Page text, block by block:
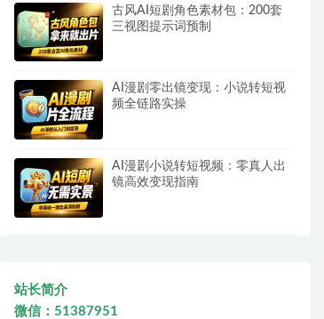
古风AI短剧角色素材包：200套
三视图提示词预制
AI漫剧零出镜变现：小说转短视
频全链路实操
AI漫剧小说转短视频：零真人出
镜高效变现指南
站长简介
微信：51387951